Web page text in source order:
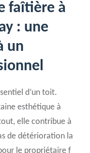
faîtière à
: une
un
d’un toit.
esthétique à
elle contribue à
de détérioration la
le propriétaire f